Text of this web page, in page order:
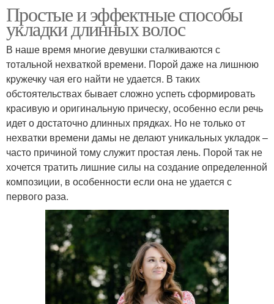
Простые и эффектные способы
укладки длинных волос
В наше время многие девушки сталкиваются с
тотальной нехваткой времени. Порой даже на лишнюю
кружечку чая его найти не удается. В таких
обстоятельствах бывает сложно успеть сформировать
красивую и оригинальную прическу, особенно если речь
идет о достаточно длинных прядках. Но не только от
нехватки времени дамы не делают уникальных укладок –
часто причиной тому служит простая лень. Порой так не
хочется тратить лишние силы на создание определенной
композиции, в особенности если она не удается с
первого раза.